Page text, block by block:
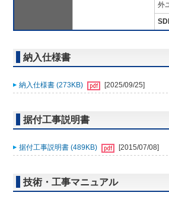
外
納入仕様書
納入仕様書 (273KB) [2025/09/25]
据付工事説明書
据付工事説明書 (489KB) [2015/07/08]
技術・工事マニュアル